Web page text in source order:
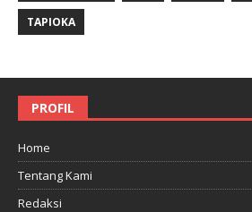
TAPIOKA
PROFIL
Home
Tentang Kami
Redaksi